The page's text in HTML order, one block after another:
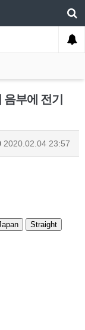
음부에 전기
2020.02.04 23:57